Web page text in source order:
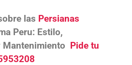
las Persianas
Peru: Estilo,
Mantenimiento Pide tu